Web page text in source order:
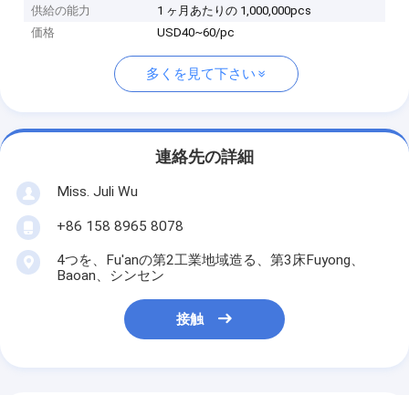
供給の能力
1 ヶ月あたりの 1,000,000pcs
価格
USD40~60/pc
多くを見て下さい
連絡先の詳細
Miss. Juli Wu
+86 158 8965 8078
4つを、Fu'anの第2工業地域造る、第3床Fuyong、
Baoan、シンセン
接触